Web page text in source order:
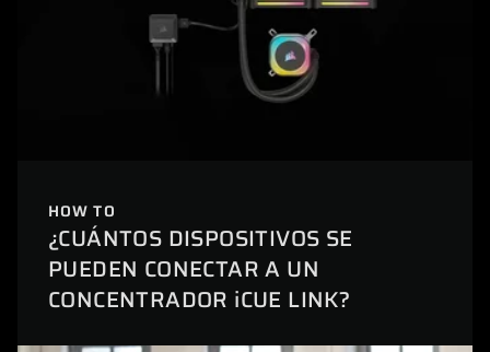
HOW TO
¿CUÁNTOS DISPOSITIVOS SE
PUEDEN CONECTAR A UN
CONCENTRADOR iCUE LINK?